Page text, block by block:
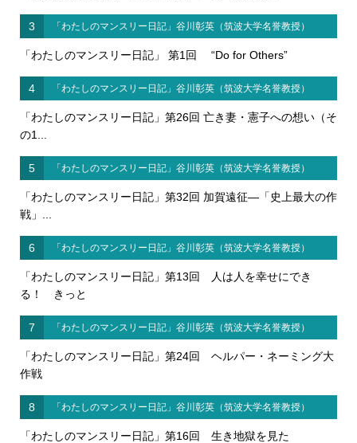
3 「わたしのマンスリー日記」谷川彰英（筑波大学名誉教授）
「わたしのマンスリー日記」 第1回 “Do for Others”
4 「わたしのマンスリー日記」谷川彰英（筑波大学名誉教授）
「わたしのマンスリー日記」第26回 亡き妻・憲子への想い（そ
の1...
5 「わたしのマンスリー日記」谷川彰英（筑波大学名誉教授）
「わたしのマンスリー日記」第32回 加賀遠征―「史上最大の作
戦」...
6 「わたしのマンスリー日記」谷川彰英（筑波大学名誉教授）
「わたしのマンスリー日記」第13回 人は人を幸せにでき
る！ きっと
7 「わたしのマンスリー日記」谷川彰英（筑波大学名誉教授）
「わたしのマンスリー日記」第24回 ヘルパー・ネーミング大
作戦
8 「わたしのマンスリー日記」谷川彰英（筑波大学名誉教授）
「わたしのマンスリー日記」第16回 生き地獄を見た